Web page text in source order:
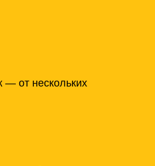
от нескольких